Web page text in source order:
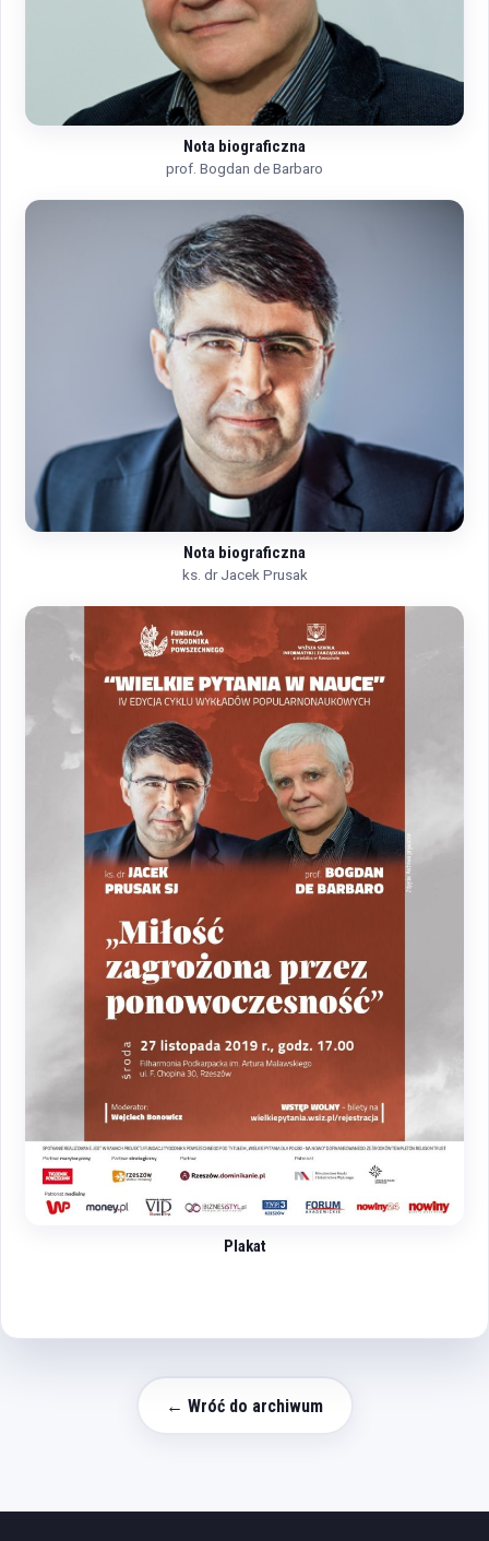
Nota biograficzna
prof. Bogdan de Barbaro
Nota biograficzna
ks. dr Jacek Prusak
Plakat
← Wróć do archiwum